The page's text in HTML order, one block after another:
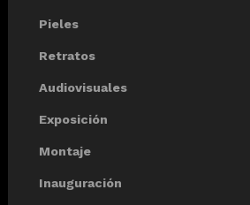
Pieles
Retratos
Audiovisuales
Exposición
Montaje
Inauguración